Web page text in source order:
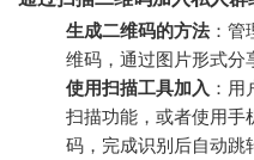
生成二维码的方法：管
维码，通过图片形式分
使用扫描工具加入 ：
扫描功能，或者使用手
码，完成识别后自动跳